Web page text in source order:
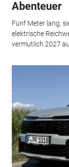
Abenteuer
Fünf Meter lang,
elektrische
vermutlich 2027